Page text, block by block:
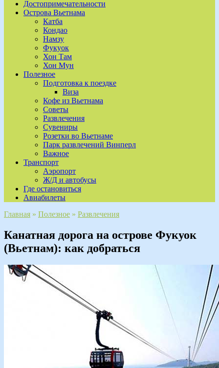
Достопримечательности
Острова Вьетнама
Катба
Кондао
Намзу
Фукуок
Хон Там
Хон Мун
Полезное
Подготовка к поездке
Виза
Кофе из Вьетнама
Советы
Развлечения
Сувениры
Розетки во Вьетнаме
Парк развлечений Винперл
Важное
Транспорт
Аэропорт
Ж/Д и автобусы
Где остановиться
Авиабилеты
Главная » Полезное » Развлечения
Канатная дорога на острове Фукуок
(Вьетнам): как добраться